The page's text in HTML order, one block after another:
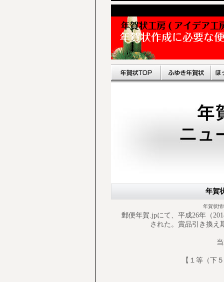
年賀
年賀状情
郵便年賀.jpにて、平成26年（
された。賞品引き換え
【１等（下